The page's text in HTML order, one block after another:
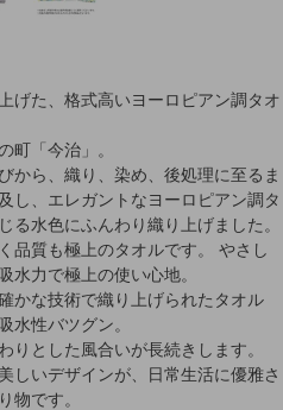
げた、格式高いヨーロピアン調タオ
町「今治」。
から、織り、染め、後処理に至るま
し、エレガントなヨーロピアン調タ
る水色にふんわり織り上げました。
品質も極上のタオルです。 やさし
水力で極上の使い心地。
かな技術で織り上げられたタオル
水性バツグン。
りとした風合いが長続きします。
しいデザインが、日常生活に優雅さ
物です。